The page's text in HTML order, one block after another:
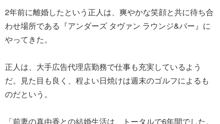
2年前に離婚したという正人は、爽やかな笑顔と共に待ち合
わせ場所である『アンダーズ タヴァン ラウンジ&バー』に
やってきた。
正人は、大手広告代理店勤務で仕事も充実しているよう
だ。見た目も良く、程よい日焼けは週末のゴルフによるも
のだという。
「前妻の真由香との結婚生活は、トータルで6年間でした。